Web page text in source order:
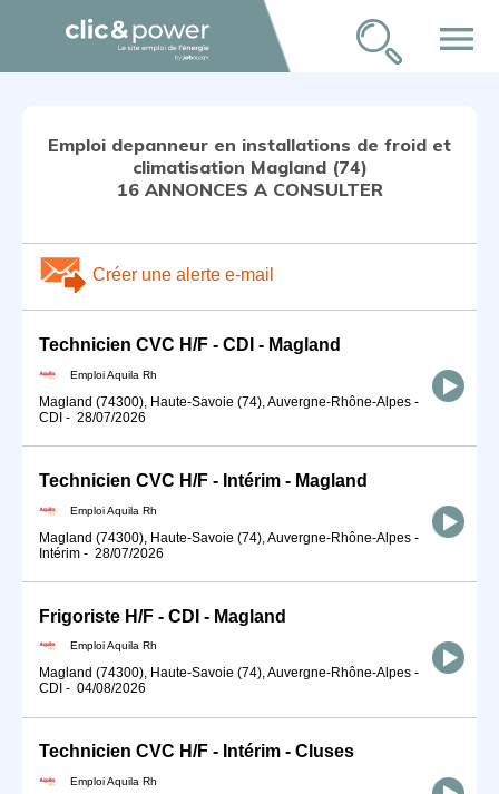
menu
Emploi depanneur en installations de froid et
climatisation Magland (74)
16 ANNONCES A CONSULTER
Créer une alerte e-mail
Technicien CVC H/F - CDI - Magland
Emploi Aquila Rh
Magland (74300), Haute-Savoie (74), Auvergne-Rhône-Alpes -
CDI - 28/07/2026
Technicien CVC H/F - Intérim - Magland
Emploi Aquila Rh
Magland (74300), Haute-Savoie (74), Auvergne-Rhône-Alpes -
Intérim - 28/07/2026
Frigoriste H/F - CDI - Magland
Emploi Aquila Rh
Magland (74300), Haute-Savoie (74), Auvergne-Rhône-Alpes -
CDI - 04/08/2026
Technicien CVC H/F - Intérim - Cluses
Emploi Aquila Rh